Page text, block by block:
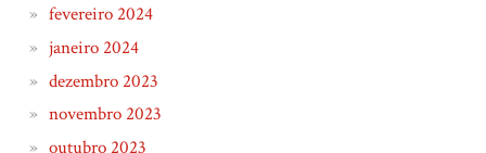
fevereiro 2024
janeiro 2024
dezembro 2023
novembro 2023
outubro 2023